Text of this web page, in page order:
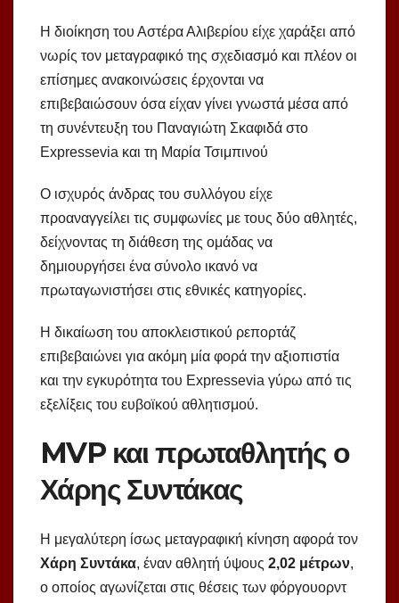
Η διοίκηση του Αστέρα Αλιβερίου είχε χαράξει από
νωρίς τον μεταγραφικό της σχεδιασμό και πλέον οι
επίσημες ανακοινώσεις έρχονται να
επιβεβαιώσουν όσα είχαν γίνει γνωστά μέσα από
τη συνέντευξη του Παναγιώτη Σκαφιδά στο
Expressevia και τη Μαρία Τσιμπινού
Ο ισχυρός άνδρας του συλλόγου είχε
προαναγγείλει τις συμφωνίες με τους δύο αθλητές,
δείχνοντας τη διάθεση της ομάδας να
δημιουργήσει ένα σύνολο ικανό να
πρωταγωνιστήσει στις εθνικές κατηγορίες.
Η δικαίωση του αποκλειστικού ρεπορτάζ
επιβεβαιώνει για ακόμη μία φορά την αξιοπιστία
και την εγκυρότητα του Expressevia γύρω από τις
εξελίξεις του ευβοϊκού αθλητισμού.
MVP και πρωταθλητής ο
Χάρης Συντάκας
Η μεγαλύτερη ίσως μεταγραφική κίνηση αφορά τον
Χάρη Συντάκα, έναν αθλητή ύψους 2,02 μέτρων,
ο οποίος αγωνίζεται στις θέσεις των φόργουορντ